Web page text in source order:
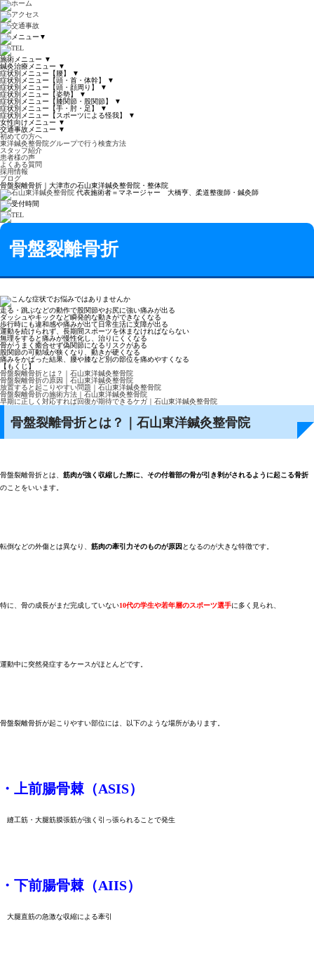
▼
施術メニュー ▼
鍼灸治療メニュー ▼
症状別メニュー【腰】
▼
症状別メニュー【頭・首・体幹】
▼
症状別メニュー【頭・顔周り】
▼
症状別メニュー【姿勢】
▼
症状別メニュー【膝関節・股関節】
▼
症状別メニュー【手・肘・足】
▼
症状別メニュー【スポーツによる怪我】
▼
女性向けメニュー ▼
交通事故メニュー ▼
初めての方へ
東洋鍼灸整骨院グループで行う検査方法
スタッフ紹介
患者様の声
よくある質問
採用情報
ブログ
骨盤裂離骨折｜大津市の石山東洋鍼灸整骨院・整体院
代表施術者＝マネージャー 大橋亨、柔道整復師・鍼灸師
骨盤裂離骨折
走る・跳ぶなどの動作で股関節やお尻に強い痛みが出る
ダッシュやキックなど瞬発的な動きができなくなる
歩行時にも違和感や痛みが出て日常生活に支障が出る
運動を続けられず、長期間スポーツを休まなければならない
無理をすると痛みが慢性化し、治りにくくなる
骨がうまく癒合せず偽関節になるリスクがある
股関節の可動域が狭くなり、動きが硬くなる
痛みをかばった結果、腰や膝など別の部位を痛めやすくなる
【もくじ】
骨盤裂離骨折とは？｜石山東洋鍼灸整骨院
骨盤裂離骨折の原因｜石山東洋鍼灸整骨院
放置すると起こりやすい問題｜石山東洋鍼灸整骨院
骨盤裂離骨折の施術方法｜石山東洋鍼灸整骨院
早期に正しく対応すれば回復が期待できるケガ｜石山東洋鍼灸整骨院
骨盤裂離骨折とは？｜石山東洋鍼灸整骨院
骨盤裂離骨折とは、 筋肉が強く収縮した際に、その付着部の骨が引き剥がされるように起こる骨折
のことをいいます。
転倒などの外傷とは異なり、 筋肉の牽引力そのものが原因 となるのが大きな特徴です。
特に、骨の成長がまだ完成していない10代の学生や若年層のスポーツ選手に多く見られ、
運動中に突然発症するケースがほとんどです。
骨盤裂離骨折が起こりやすい部位には、以下のような場所があります。
・上前腸骨棘（ASIS）
縫工筋・大腿筋膜張筋が強く引っ張られることで発生
・下前腸骨棘（AIIS）
大腿直筋の急激な収縮による牽引